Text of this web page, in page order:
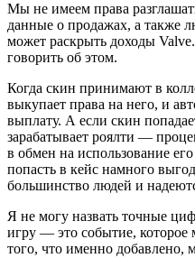
Мы не имеем права
данные о продажах, а также
может раскрыть доходы
говорить об этом.
Когда скин принимают в
выкупает права на него, и
выплату. А если скин
зарабатывает роялти —
в обмен на использование
попасть в кейс намного
большинство людей и
Я не могу назвать точные
игру — это событие, которое
того, что именно добавлено,